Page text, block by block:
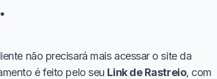
não precisará mais acessar o site da
é feito pelo seu Link de Rastreio, com